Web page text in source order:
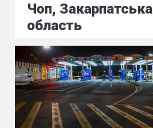
Чоп, Закарпатська
область